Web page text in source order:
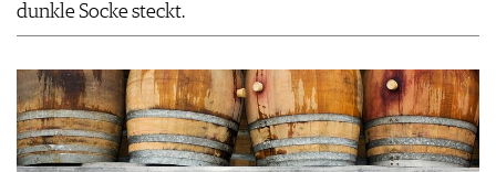
dunkle Socke steckt.